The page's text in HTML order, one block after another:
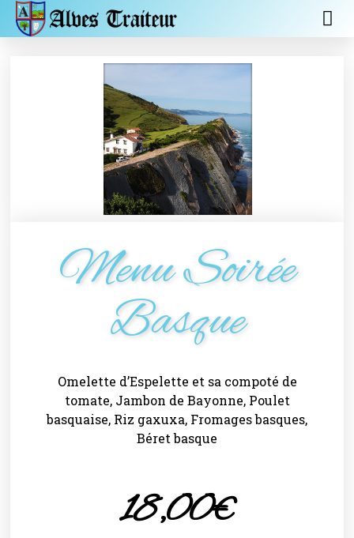
Menu Soirée
Basque
Omelette d’Espelette et sa compoté de
tomate, Jambon de Bayonne, Poulet
basquaise, Riz gaxuxa, Fromages basques,
Béret basque
18,00€